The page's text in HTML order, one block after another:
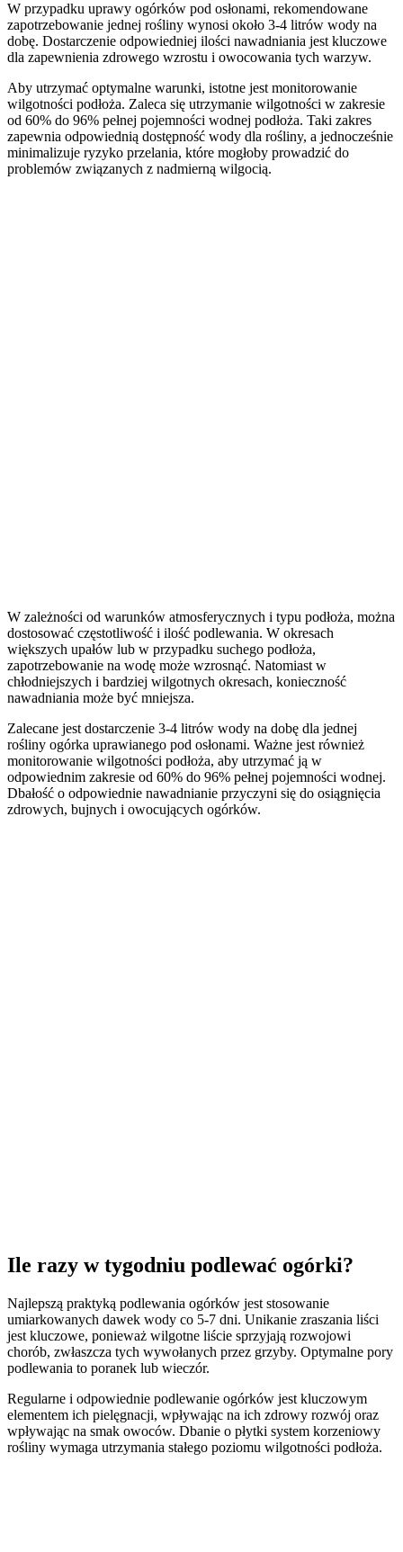
W przypadku uprawy ogórków pod osłonami, rekomendowane
zapotrzebowanie jednej rośliny wynosi około 3-4 litrów wody na
dobę. Dostarczenie odpowiedniej ilości nawadniania jest kluczowe
dla zapewnienia zdrowego wzrostu i owocowania tych warzyw.
Aby utrzymać optymalne warunki, istotne jest monitorowanie
wilgotności podłoża. Zaleca się utrzymanie wilgotności w zakresie
od 60% do 96% pełnej pojemności wodnej podłoża. Taki zakres
zapewnia odpowiednią dostępność wody dla rośliny, a jednocześnie
minimalizuje ryzyko przelania, które mogłoby prowadzić do
problemów związanych z nadmierną wilgocią.
W zależności od warunków atmosferycznych i typu podłoża, można
dostosować częstotliwość i ilość podlewania. W okresach
większych upałów lub w przypadku suchego podłoża,
zapotrzebowanie na wodę może wzrosnąć. Natomiast w
chłodniejszych i bardziej wilgotnych okresach, konieczność
nawadniania może być mniejsza.
Zalecane jest dostarczenie 3-4 litrów wody na dobę dla jednej
rośliny ogórka uprawianego pod osłonami. Ważne jest również
monitorowanie wilgotności podłoża, aby utrzymać ją w
odpowiednim zakresie od 60% do 96% pełnej pojemności wodnej.
Dbałość o odpowiednie nawadnianie przyczyni się do osiągnięcia
zdrowych, bujnych i owocujących ogórków.
Ile razy w tygodniu podlewać ogórki?
Najlepszą praktyką podlewania ogórków jest stosowanie
umiarkowanych dawek wody co 5-7 dni. Unikanie zraszania liści
jest kluczowe, ponieważ wilgotne liście sprzyjają rozwojowi
chorób, zwłaszcza tych wywołanych przez grzyby. Optymalne pory
podlewania to poranek lub wieczór.
Regularne i odpowiednie podlewanie ogórków jest kluczowym
elementem ich pielęgnacji, wpływając na ich zdrowy rozwój oraz
wpływając na smak owoców. Dbanie o płytki system korzeniowy
rośliny wymaga utrzymania stałego poziomu wilgotności podłoża.